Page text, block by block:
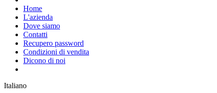
Home
L'azienda
Dove siamo
Contatti
Recupero password
Condizioni di vendita
Dicono di noi
Italiano